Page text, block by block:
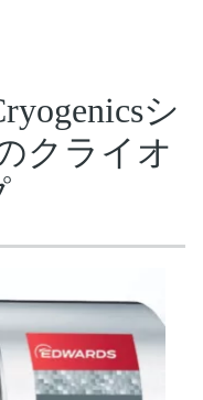
シ
クライオ